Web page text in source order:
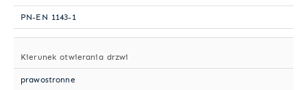
PN-EN 1143-1
Kierunek otwierania drzwi
prawostronne